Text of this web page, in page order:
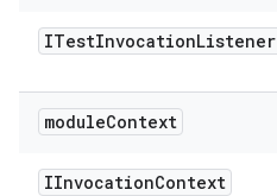
ITestInvocationListener
moduleContext
IInvocationContext